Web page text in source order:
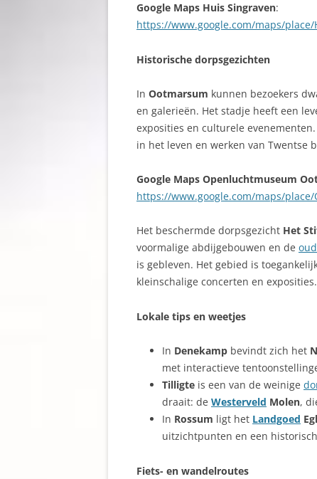
Google Maps Huis Singraven:
https://www.google.com/maps/place/
Historische dorpsgezichten
In Ootmarsum kunnen bezoekers
en galerieën. Het stadje heeft een
exposities en culturele
in het leven en werken van Twentse
Google Maps Openluchtmuseum
https://www.google.com/maps/
Het beschermde dorpsgezicht Het
voormalige abdijgebouwen en de
is gebleven. Het gebied is
kleinschalige concerten en exposities.
Lokale tips en weetjes
In Denekamp bevindt zich het
met interactieve
Tilligte is een van de weinige
draait: de Westerveld Molen,
In Rossum ligt het Landgoed
uitzichtpunten en een
Fiets- en wandelroutes